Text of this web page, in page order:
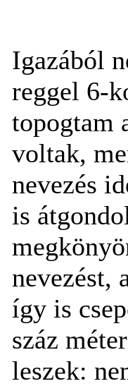
Igazából
reggel 6-
topogtam
voltak,
nevezés
is
nevezést,
így is
száz
leszek: